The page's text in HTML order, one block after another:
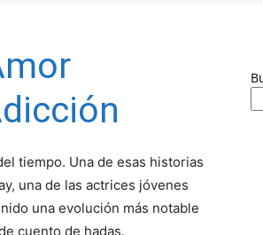
Curiosas
del
tiempo. Una de esas historias
una de las actrices jóvenes
una evolución más notable
cuento de hadas.